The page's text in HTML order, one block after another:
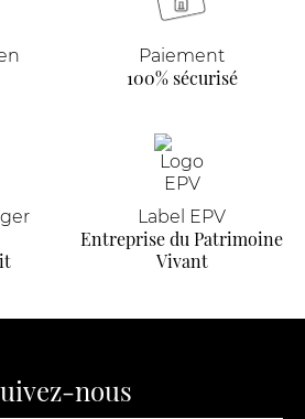
Paiement
100% sécurisé
Label EPV
Entreprise du Patrimoine
Vivant
nous